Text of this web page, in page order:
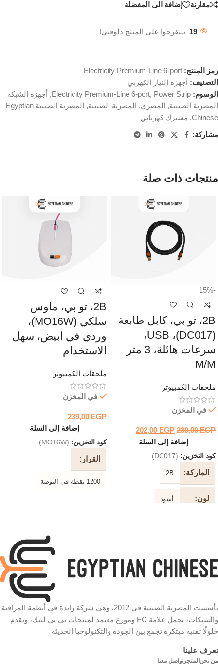
مقارنة إضافة الى المفضلة
19 بيتفرجوا على المنتج دلوقتي!
رمز المنتج: Electricity Premium-Line 6-port
التصنيف: أجهزة التيار الكهربي
الوسوم:
Electricity Premium-Line 6-port, Power Strip
, أجهزة الشبكة
المصرية الصينية, المصري, المصرية الصينية,
المصرية الصينية Egyptian
Chinese
, مشترك كهربائي
مشاركة:
منتجات ذات صلة
-15%
2B، تو بي، كابل طابعة
(DC017)، USB،
سرعات هائلة، 3 متر
M/M
ملحقات الكمبيوتر
في المخزن
239,00EGP
202,00 EGP
إضافة إلى السلة
كود التخزين: (DC017)
الماركة 2B
لون أسود
نوع
الكابل
طابعة
480 ميجابت في الثانية
الكابل
2B، تو بي، ماوس
سلكي (MO16W)،
وردي في ابيض، سهل
الاستخدام
ملحقات الكمبيوتر
في المخزن
239,00 EGP
إضافة إلى السلة
كود التخزين: (MO16W)
القرار
1200 نقطة في البوصة
وظيفة
الفأرة
الضوئية السلكية
الون وردي في أبيض
التوصيل سلكي
تأسست المصرية الصينية في 2012، وهي شركة رائدة في أنظمة المراقبة
والشبكات، تحمل علامة EC وموزع معتمد لمنتجات تي بي لينك، وتقدم
حلولًا تقنية مبتكرة تجمع بين الجودة والتكنولوجيا الحديثة
تعرف علينا
من نحن المتجرتواصل معنا